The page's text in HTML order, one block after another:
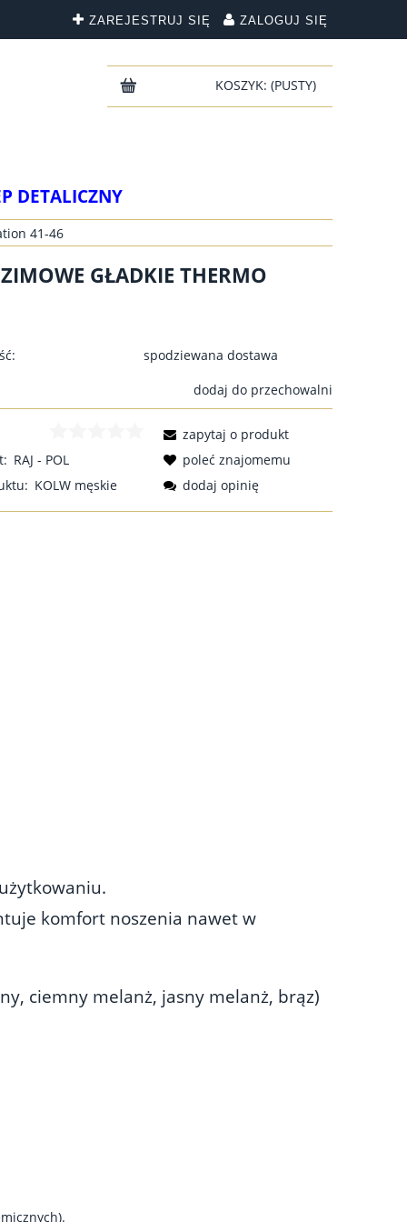
ZAREJESTRUJ SIĘ ZALOGUJ SIĘ
KOSZYK: (PUSTY)
DETALICZNY
41-46
GŁADKIE THERMO
spodziewana dostawa
dodaj do przechowalni
RAJ - POL
KOLW męskie
zapytaj o produkt
poleć znajomemu
dodaj opinię
komfort noszenia nawet w
ciemny melanż, jasny melanż, brąz)